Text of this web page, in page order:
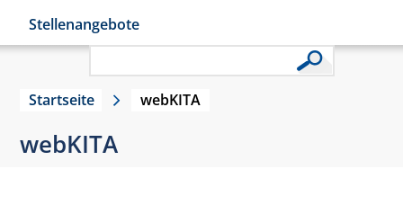
Stellenangebote
Startseite webKITA
webKITA